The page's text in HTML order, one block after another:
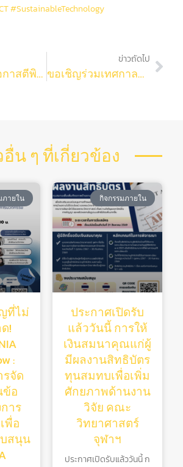
#SustainableTechnology
อย่าพลาดโอกาสตีพิมพ์บทความวิจัย Open Access ฟรีในวารสารระดับโลก ACM และ ACS
ข่าวถัดไป
ขอเชิญร่วมเทศกาลชมพิพิธภัณฑ์ยามค่ำคืน (Night at the Museum)
น ๆ ที่เกี่ยวข้อง
ภายใน
ที่ไม่
!
:
จัด
อ
าร
พื่อ
สนุน
กิจกรรมภายใน
ประกาศเปิดรับ
แล้ววันนี้ การให้
เงินสมนาคุณแก่ผู้
มีผลงานสิทธิบัตร
ทุนสมทบเพื่อเพิ่ม
ศักยภาพด้านงาน
วิจัย คณะ
วิทยาศาสตร์
จุฬาฯ
ประกาศเปิดรับแล้ววันนี้ ก